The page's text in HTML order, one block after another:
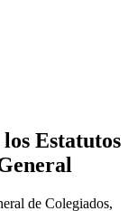
Estatutos
de Colegiados,